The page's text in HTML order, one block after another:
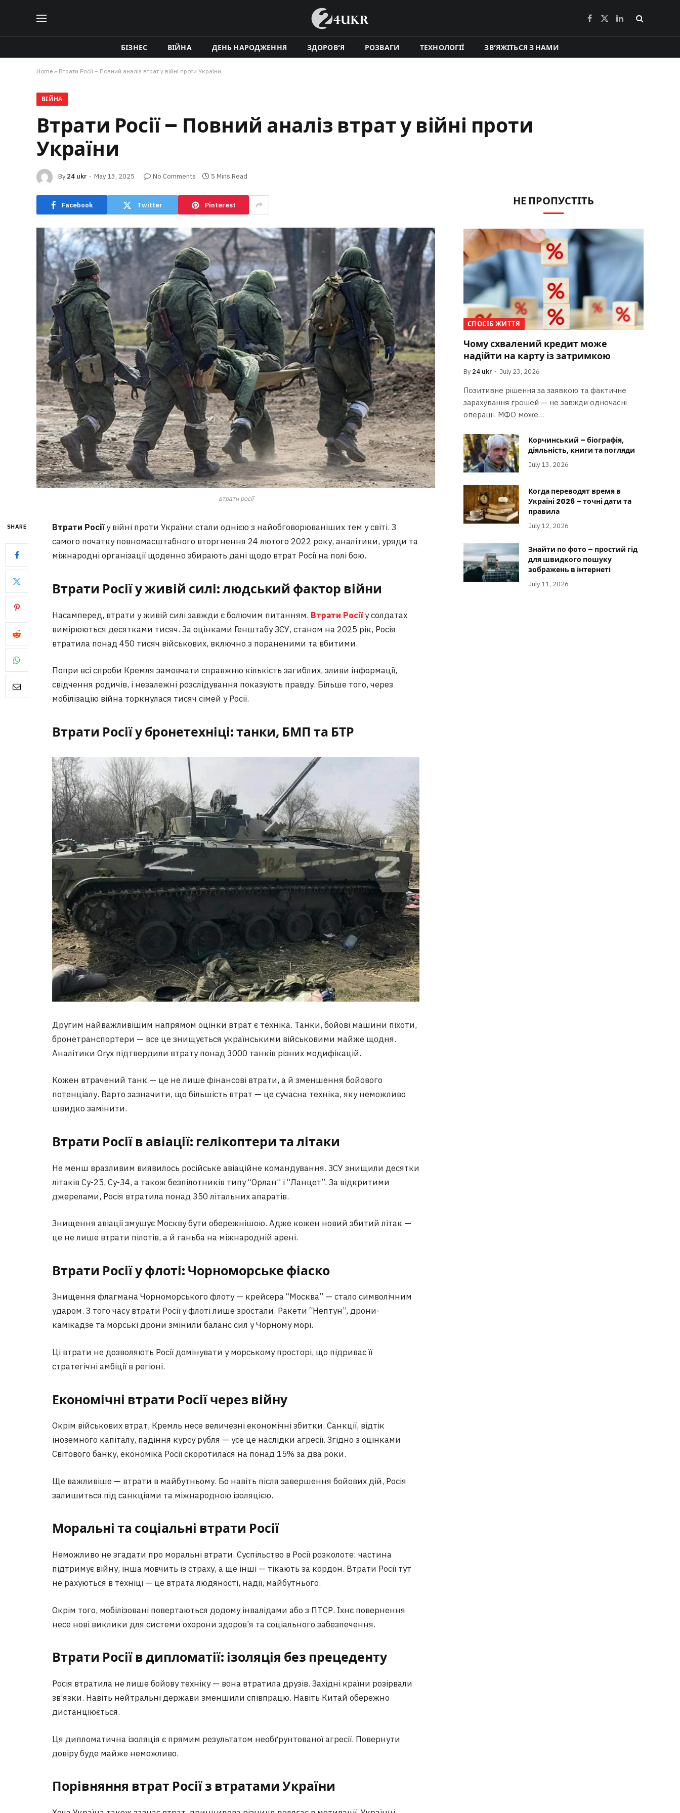
Facebook
X
LinkedIn
БІЗНЕС ВІЙНА ДЕНЬ НАРОДЖЕННЯ ЗДОРОВ’Я РОЗВАГИ ТЕХНОЛОГІЇ ЗВ’ЯЖІТЬСЯ З НАМИ
Home » Втрати Росії – Повний аналіз втрат у війні проти України
ВІЙНА
Втрати Росії – Повний аналіз втрат у війні проти
України
By 24 ukr May 13, 2025 No Comments 5 Mins Read
Facebook Twitter Pinterest
втрати росії
SHARE Втрати Росіїу війні проти України стали однією з найобговорюваніших тем у світі. З
самого початку повномасштабного вторгнення 24 лютого 2022 року, аналітики, уряди та
міжнародні організації щоденно збирають дані щодо втрат Росії на полі бою.
Втрати Росії у живій силі: людський фактор війни
Насамперед, втрати у живій силі завжди є болючим питанням. Втрати Росіїу солдатах
вимірюються десятками тисяч. За оцінками Генштабу ЗСУ, станом на 2025 рік, Росія
втратила понад 450 тисяч військових, включно з пораненими та вбитими.
Попри всі спроби Кремля замовчати справжню кількість загиблих, зливи інформації,
свідчення родичів, і незалежні розслідування показують правду. Більше того, через
мобілізацію війна торкнулася тисяч сімей у Росії.
Втрати Росії у бронетехніці: танки, БМП та БТР
Другим найважливішим напрямом оцінки втрат є техніка. Танки, бойові машини піхоти,
бронетранспортери — все це знищується українськими військовими майже щодня.
Аналітики Oryx підтвердили втрату понад 3000 танків різних модифікацій.
Кожен втрачений танк — це не лише фінансові втрати, а й зменшення бойового
потенціалу. Варто зазначити, що більшість втрат — це сучасна техніка, яку неможливо
швидко замінити.
Втрати Росії в авіації: гелікоптери та літаки
Не менш вразливим виявилось російське авіаційне командування. ЗСУ знищили десятки
літаків Су-25, Су-34, а також безпілотників типу “Орлан” і “Ланцет”. За відкритими
джерелами, Росія втратила понад 350 літальних апаратів.
Знищення авіації змушує Москву бути обережнішою. Адже кожен новий збитий літак —
це не лише втрати пілотів, а й ганьба на міжнародній арені.
Втрати Росії у флоті: Чорноморське фіаско
Знищення флагмана Чорноморського флоту — крейсера “Москва” — стало символічним
ударом. З того часу втрати Росії у флоті лише зростали. Ракети “Нептун”, дрони-
камікадзе та морські дрони змінили баланс сил у Чорному морі.
Ці втрати не дозволяють Росії домінувати у морському просторі, що підриває її
стратегічні амбіції в регіоні.
Економічні втрати Росії через війну
Окрім військових втрат, Кремль несе величезні економічні збитки. Санкції, відтік
іноземного капіталу, падіння курсу рубля — усе це наслідки агресії. Згідно з оцінками
Світового банку, економіка Росії скоротилася на понад 15% за два роки.
Ще важливіше — втрати в майбутньому. Бо навіть після завершення бойових дій, Росія
залишиться під санкціями та міжнародною ізоляцією.
Моральні та соціальні втрати Росії
Неможливо не згадати про моральні втрати. Суспільство в Росії розколоте: частина
підтримує війну, інша мовчить із страху, а ще інші — тікають за кордон. Втрати Росії тут
не рахуються в техніці — це втрата людяності, надії, майбутнього.
Окрім того, мобілізовані повертаються додому інвалідами або з ПТСР. Їхнє повернення
несе нові виклики для системи охорони здоров’я та соціального забезпечення.
Втрати Росії в дипломатії: ізоляція без прецеденту
Росія втратила не лише бойову техніку — вона втратила друзів. Західні країни розірвали
зв’язки. Навіть нейтральні держави зменшили співпрацю. Навіть Китай обережно
дистанціюється.
Ця дипломатична ізоляція є прямим результатом необґрунтованої агресії. Повернути
довіру буде майже неможливо.
Порівняння втрат Росії з втратами України
НЕ ПРОПУСТІТЬ
СПОСІБ ЖИТТЯ
Чому схвалений кредит може
надійти на карту із затримкою
By 24 ukr July 23, 2026
Позитивне рішення за заявкою та фактичне
зарахування грошей — не завжди одночасні
операції. МФО може…
Корчинський – біографія,
діяльність, книги та погляди
July 13, 2026
Когда переводят время в
Україні 2026 – точні дати та
правила
July 12, 2026
Знайти по фото – простий гід
для швидкого пошуку
зображень в інтернеті
July 11, 2026